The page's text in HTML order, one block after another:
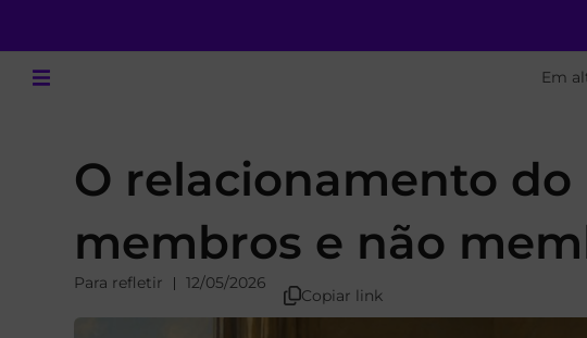
Em
O relacionamento
membros e não
Para refletir 12/05/2026
Copiar link